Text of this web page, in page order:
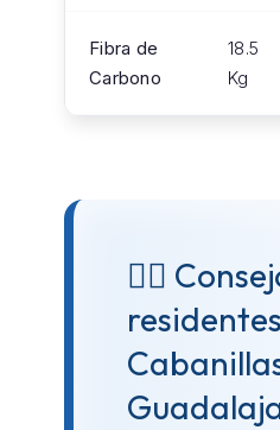
Fibra de
Carbono
18.5
Kg
👨‍⚕️